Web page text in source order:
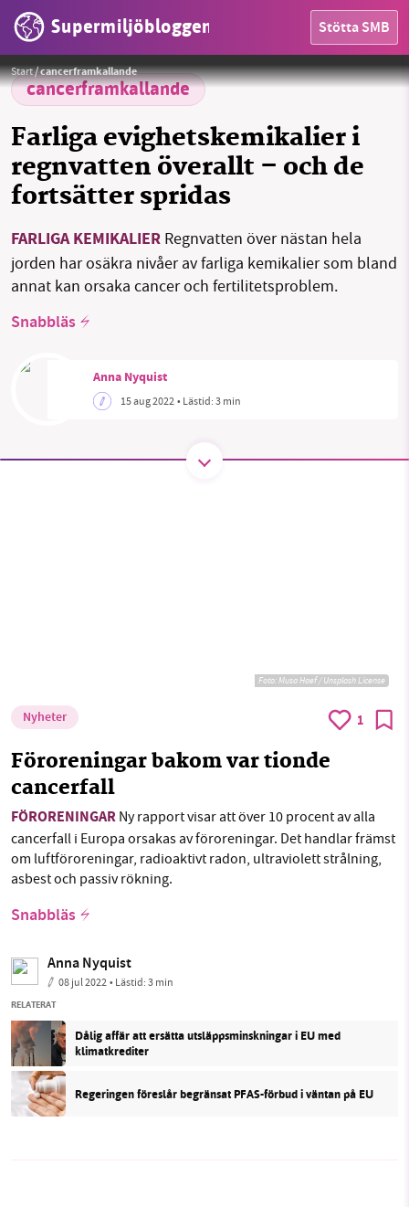
Supermiljöbloggen Stötta SMB
HEM
OMRÅDEN
MILJÖFAKTA
Threads
Start/cancerframkallande
cancerframkallande
Farliga evighetskemikalier i
regnvatten överallt – och de
fortsätter spridas
FARLIGA KEMIKALIER Regnvatten över nästan hela
jorden har osäkra nivåer av farliga kemikalier som bland
annat kan orsaka cancer och fertilitetsproblem.
Snabbläs
Anna Nyquist
15 aug 2022• Lästid:3 min
Foto:Jill Wellington / Pixabay
Foto:Musa Haef / Unsplash License
Nyheter 1
Föroreningar bakom var tionde
cancerfall
FÖRORENINGAR Ny rapport visar att över 10 procent av alla
cancerfall i Europa orsakas av föroreningar. Det handlar främst
om luftföroreningar, radioaktivt radon, ultraviolett strålning,
asbest och passiv rökning.
Snabbläs
Anna Nyquist
08 jul 2022• Lästid:3 min
RELATERAT
Dålig affär att ersätta utsläppsminskningar i EU med
klimatkrediter
Regeringen föreslår begränsat PFAS-förbud i väntan på EU